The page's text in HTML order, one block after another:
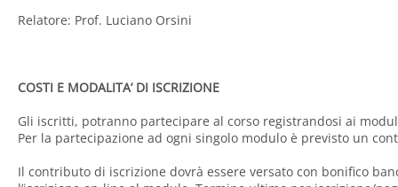
Relatore: Prof. Luciano Orsini
COSTI E MODALITA’ DI ISCRIZIONE
Gli iscritti, potranno partecipare al corso registrandosi ai
Per la partecipazione ad ogni singolo modulo è previsto un
Il contributo di iscrizione dovrà essere versato con bonifico